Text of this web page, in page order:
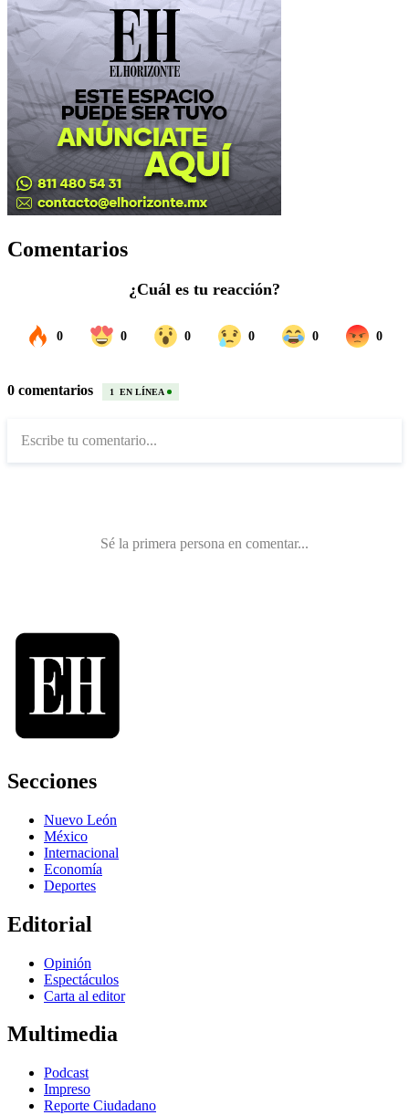
Comentarios
Secciones
Nuevo León
México
Internacional
Economía
Deportes
Editorial
Opinión
Espectáculos
Carta al editor
Multimedia
Podcast
Impreso
Reporte Ciudadano